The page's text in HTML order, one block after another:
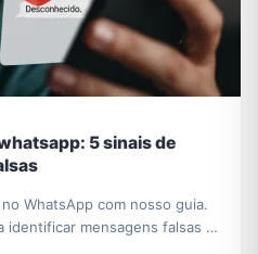
5 sinais de
WhatsApp com nosso guia.
identificar mensagens falsas e